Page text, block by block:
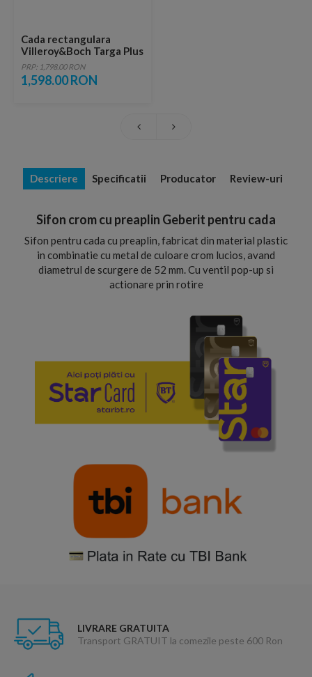
Cada rectangulara
Villeroy&Boch Targa Plus
Solo 170x70 cm alb-alpin
PRP: 1,798.00 RON
1,598.00 RON
Descriere Specificatii Producator Review-uri
Sifon crom cu preaplin Geberit pentru cada
Sifon pentru cada cu preaplin, fabricat din material plastic
in combinatie cu metal de culoare crom lucios, avand
diametrul de scurgere de 52 mm. Cu ventil pop-up si
actionare prin rotire
LIVRARE GRATUITA
Transport GRATUIT la comezile peste 600 Ron